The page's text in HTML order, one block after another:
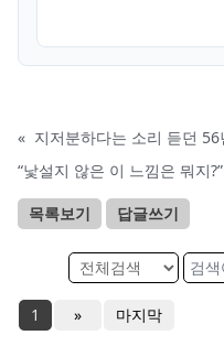
« 지저분하다는 소리 듣던
“낯설지 않은 이 느낌은 뭐지
목록보기 답글쓰기
1 » 마지막